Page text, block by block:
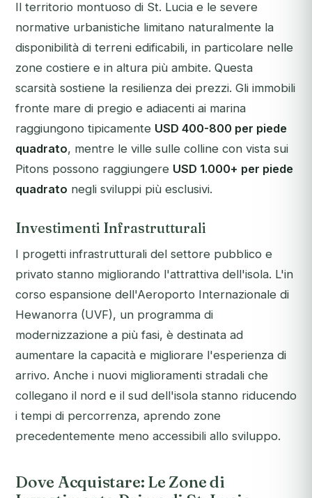
Il territorio montuoso di St. Lucia e le severe
normative urbanistiche limitano naturalmente la
disponibilità di terreni edificabili, in particolare nelle
zone costiere e in altura più ambite. Questa
scarsità sostiene la resilienza dei prezzi. Gli immobili
fronte mare di pregio e adiacenti ai marina
raggiungono tipicamente USD 400-800 per piede
quadrato, mentre le ville sulle colline con vista sui
Pitons possono raggiungere USD 1.000+ per piede
quadrato negli sviluppi più esclusivi.
Investimenti Infrastrutturali
I progetti infrastrutturali del settore pubblico e
privato stanno migliorando l'attrattiva dell'isola. L'in
corso espansione dell'Aeroporto Internazionale di
Hewanorra (UVF), un programma di
modernizzazione a più fasi, è destinata ad
aumentare la capacità e migliorare l'esperienza di
arrivo. Anche i nuovi miglioramenti stradali che
collegano il nord e il sud dell'isola stanno riducendo
i tempi di percorrenza, aprendo zone
precedentemente meno accessibili allo sviluppo.
Dove Acquistare: Le Zone di